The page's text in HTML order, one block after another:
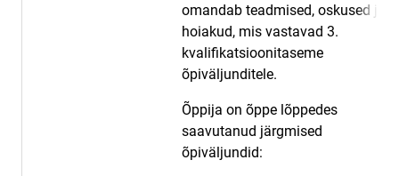
omandab teadmised, oskused ja
hoiakud, mis vastavad 3.
kvalifikatsioonitaseme
õpiväljunditele.
Õppija on õppe lõppedes
saavutanud järgmised
õpiväljundid: